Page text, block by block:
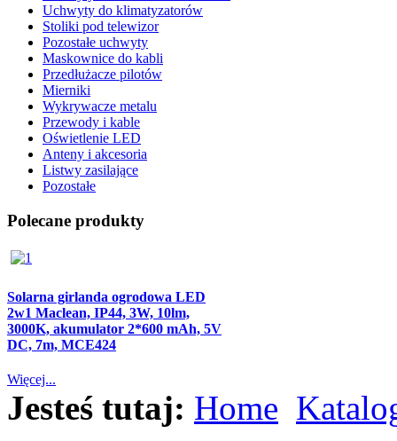
Uchwyty do klimatyzatorów
Stoliki pod telewizor
Pozostałe uchwyty
Maskownice do kabli
Przedłużacze pilotów
Mierniki
Wykrywacze metalu
Przewody i kable
Oświetlenie LED
Anteny i akcesoria
Listwy zasilające
Pozostałe
Polecane produkty
Solarna girlanda ogrodowa LED
2w1 Maclean, IP44, 3W, 10lm,
3000K, akumulator 2*600 mAh, 5V
DC, 7m, MCE424
Więcej...
Jesteś tutaj: Home